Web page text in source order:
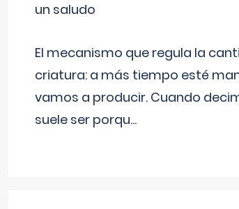
un saludo
El mecanismo que regula la
criatura: a más tiempo esté
vamos a producir. Cuando
suele ser porqu...